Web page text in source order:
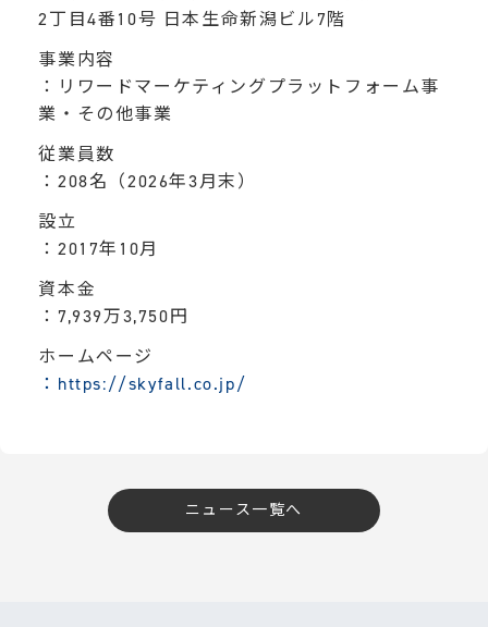
2丁目4番10号 日本生命新潟ビル7階
事業内容
：リワードマーケティングプラットフォーム事
業・その他事業
従業員数
：208名（2026年3月末）
設立
：2017年10月
資本金
：7,939万3,750円
ホームページ
：https://skyfall.co.jp/
ニュース一覧へ